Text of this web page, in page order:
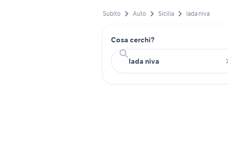
Subito Auto Sicilia lada niva
Cosa cerchi?